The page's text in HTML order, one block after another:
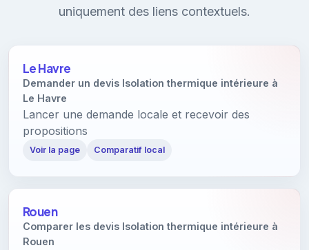
uniquement des liens contextuels.
Le Havre
Demander un devis Isolation thermique intérieure à
Le Havre
Lancer une demande locale et recevoir des
propositions
Voir la page Comparatif local
Rouen
Comparer les devis Isolation thermique intérieure à
Rouen